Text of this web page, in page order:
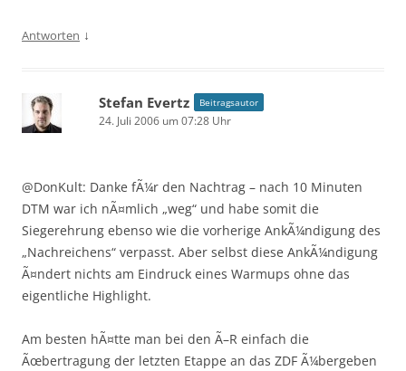
Antworten ↓
Stefan Evertz Beitragsautor
24. Juli 2006 um 07:28 Uhr
@DonKult: Danke fÃ¼r den Nachtrag – nach 10 Minuten
DTM war ich nÃ¤mlich „weg“ und habe somit die
Siegerehrung ebenso wie die vorherige AnkÃ¼ndigung des
„Nachreichens“ verpasst. Aber selbst diese AnkÃ¼ndigung
Ã¤ndert nichts am Eindruck eines Warmups ohne das
eigentliche Highlight.
Am besten hÃ¤tte man bei den Ã–R einfach die
Ãœbertragung der letzten Etappe an das ZDF Ã¼bergeben